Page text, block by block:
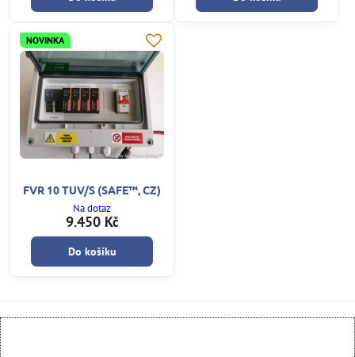
NOVINKA
FVR 10 TUV/S (SAFE™, CZ)
Na dotaz
9.450 Kč
Do košíku